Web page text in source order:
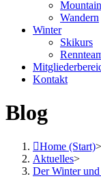
Wandern
Winter
Skikurs
Kontakt
Blog
Home (Start)>
Aktuelles>
Der Winter